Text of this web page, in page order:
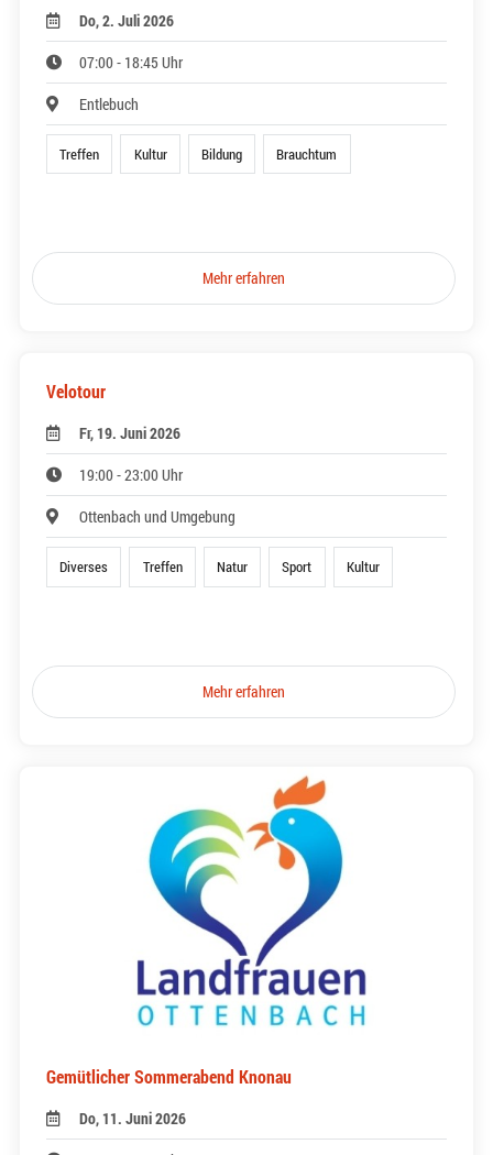
Do, 2. Juli 2026
07:00 - 18:45 Uhr
Entlebuch
Treffen Kultur Bildung Brauchtum
Mehr erfahren
Velotour
Fr, 19. Juni 2026
19:00 - 23:00 Uhr
Ottenbach und Umgebung
Diverses Treffen Natur Sport Kultur
Mehr erfahren
Gemütlicher Sommerabend Knonau
Do, 11. Juni 2026